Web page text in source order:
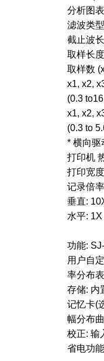
分析图
滤波类
截止波
取样长
取样数
x1, x2,
(0.3
x1, x2,
(0.3 to
* 横向驱
打印机
打印宽
记录倍率
垂直:
水平:
功能:
用户自
率分布
存储: 内
记忆卡(
幅分布
校正: 输
省电功